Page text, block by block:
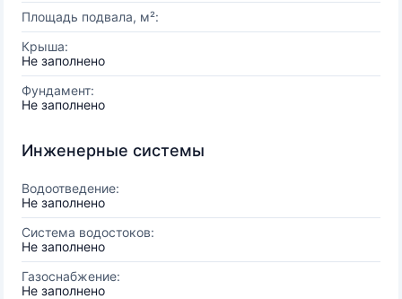
Площадь подвала, м²:
Крыша:
Не заполнено
Фундамент:
Не заполнено
Инженерные системы
Водоотведение:
Не заполнено
Система водостоков:
Не заполнено
Газоснабжение:
Не заполнено